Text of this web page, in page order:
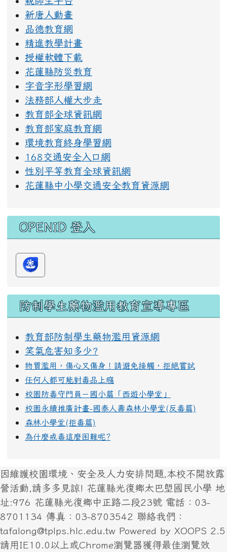
新唐人動畫
品德教育網
精進教學計畫
授權軟體下載
花蓮縣防災教育
字音字形學習網
法務部人權大步走
教育部全球資訊網
教育部家庭教育網
環境教育終身學習網
168交通安全入口網
性別平等教育全球資訊網
花蓮縣中小學交通安全教育資源網
OPENID 登入
防制學生藥物濫用教育宣導專區
教育部防制學生藥物濫用資源網
笑氣危害知多少?
物質濫用，傷心又傷身！請避免接觸，拒絕嘗試
任何人都可能對毒品上癮
校園防毒守門員－國小篇「西遊小學堂」
校園永續推廣計畫-國泰人壽森林小學堂(反毒篇)
森林小學堂(拒毒篇)
為什麼戒毒這麼困難呢?
因維護校園環境、安全及人力安排問題,本校不開放露
營活動,請多多見諒! 花蓮縣光復鄉太巴塱國民小學 地
址:976 花蓮縣光復鄉中正路二段23號 電話：03-
8701134 傳真：03-8703542 聯絡我們：
tafalong@tplps.hlc.edu.tw Powered by XOOPS 2.5
請用IE10.0以上或Chrome瀏覽器獲得最佳瀏覽效